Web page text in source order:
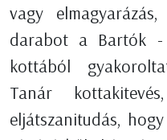
vagy
darabot a Bartók -
kottából
Tanár
eljátszanitudás,